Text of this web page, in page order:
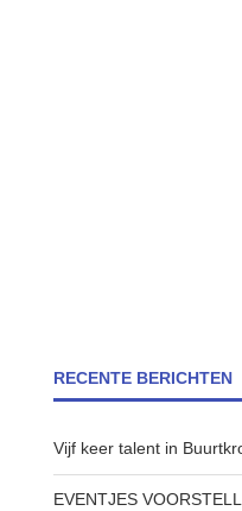
RECENTE BERICHTEN
Vijf keer talent in
EVENTJES